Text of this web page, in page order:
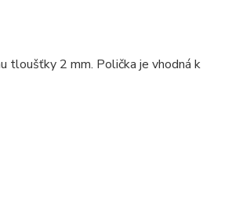
tloušťky 2 mm. Polička je vhodná k